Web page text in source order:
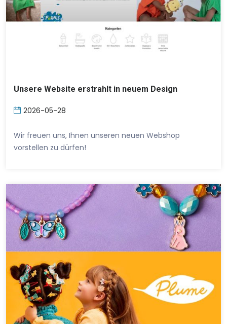
Unsere Website erstrahlt in neuem Design
2026-05-28
Wir freuen uns, Ihnen unseren neuen Webshop
vorstellen zu dürfen!